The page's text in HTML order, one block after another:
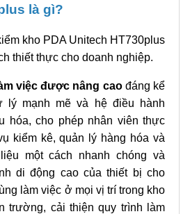
là gì?
kho PDA Unitech HT730plus
thiết thực cho doanh nghiệp.
việc được nâng cao đáng kể
lý mạnh mẽ và hệ điều hành
hóa, cho phép nhân viên thực
kiểm kê, quản lý hàng hóa và
một cách nhanh chóng và
di động cao của thiết bị cho
làm việc ở mọi vị trí trong kho
trường, cải thiện quy trình làm